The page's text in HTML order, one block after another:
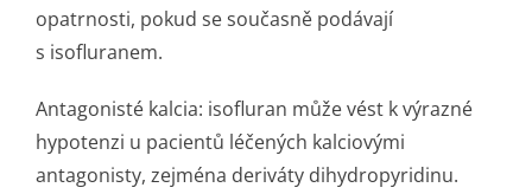
opatrnosti, pokud se současně podávají
s isofluranem.
Antagonisté kalcia: isofluran může vést k výrazné
hypotenzi u pacientů léčených kalciovými
antagonisty, zejména deriváty dihydropyridinu.